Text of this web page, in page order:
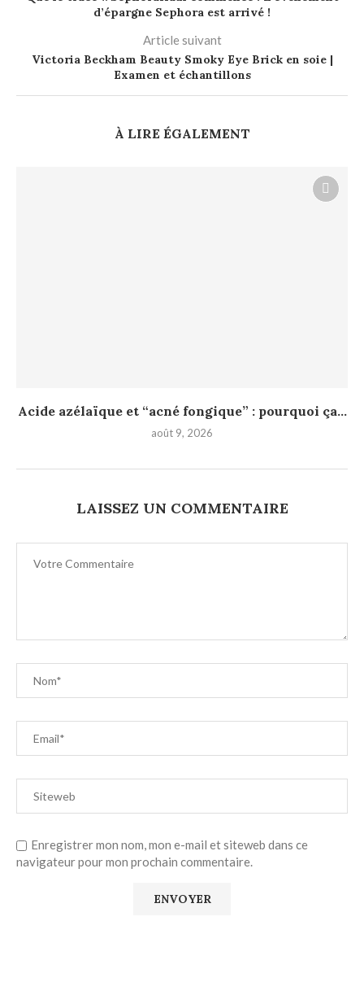
d’épargne Sephora est arrivé !
Article suivant
Victoria Beckham Beauty Smoky Eye Brick en soie |
Examen et échantillons
À LIRE ÉGALEMENT
Acide azélaïque et “acné fongique” : pourquoi ça...
août 9, 2026
LAISSEZ UN COMMENTAIRE
Enregistrer mon nom, mon e-mail et siteweb dans ce
navigateur pour mon prochain commentaire.